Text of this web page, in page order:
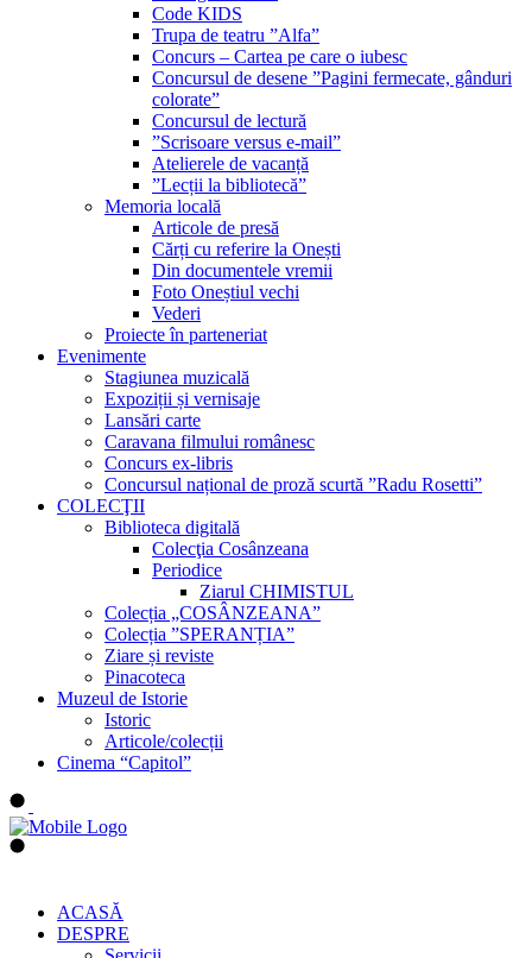
Code KIDS
Trupa de teatru ”Alfa”
Concurs – Cartea pe care o iubesc
Concursul de desene ”Pagini fermecate, gânduri
colorate”
Concursul de lectură
”Scrisoare versus e-mail”
Atelierele de vacanță
”Lecții la bibliotecă”
Memoria locală
Articole de presă
Cărți cu referire la Onești
Din documentele vremii
Foto Oneștiul vechi
Vederi
Proiecte în parteneriat
Evenimente
Stagiunea muzicală
Expoziții și vernisaje
Lansări carte
Caravana filmului românesc
Concurs ex-libris
Concursul național de proză scurtă ”Radu Rosetti”
COLECŢII
Biblioteca digitală
Colecţia Cosânzeana
Periodice
Ziarul CHIMISTUL
Colecția „COSÂNZEANA”
Colecția ”SPERANȚIA”
Ziare și reviste
Pinacoteca
Muzeul de Istorie
Istoric
Articole/colecții
Cinema “Capitol”
ACASĂ
DESPRE